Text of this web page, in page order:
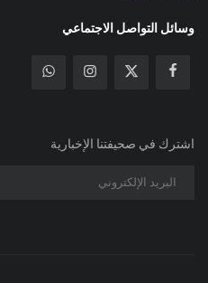
وسائل التواصل الاجتماعي
اشترك في صحيفتنا الإخبارية